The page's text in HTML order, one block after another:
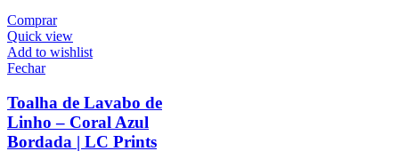
Comprar
Quick view
Add to wishlist
Fechar
Toalha de Lavabo de
Linho – Coral Azul
Bordada | LC Prints